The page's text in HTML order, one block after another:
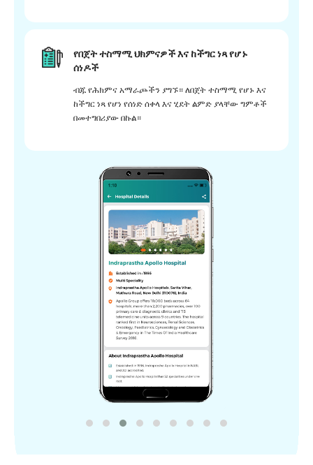
የበጀት ተስማሚ ህክምናዎች እና ከችግር ነጻ የሆኑ
ሰነዶች
ብጁ የሕክምና አማራጮችን ያግኙ። ለበጀት ተስማሚ የሆኑ እና
ከችግር ነጻ የሆነ የሰነድ ሰቀላ እና ሂደት ልምድ ያላቸው ግምቶች
በመተግበሪያው በኩል።